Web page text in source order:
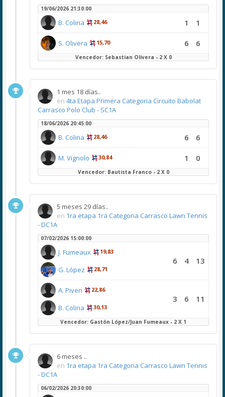
19/06/2026 21:30:00
B. Colina 28,46 1 1
S. Olivera 15,70 6 6
Vencedor: Sebastian Olivera - 2 X 0
1 mes 18 días..
en 4ta Etapa Primera Categoria Circuito Babolat
Carrasco Polo Club - SC1A
18/06/2026 20:45:00
B. Colina 28,46 6 6
M. Vignolo 30,84 1 0
Vencedor: Bautista Franco - 2 X 0
5 meses 29 días..
en 1ra etapa 1ra Categoria Carrasco Lawn Tennis
- DC1A
07/02/2026 15:00:00
J. Fumeaux 19,83
G. López 28,71
6 4 13
A. Piven 22,86
B. Colina 30,13
3 6 11
Vencedor: Gastón López/Juan Fumeaux - 2 X 1
6 meses ..
en 1ra etapa 1ra Categoria Carrasco Lawn Tennis
- DC1A
06/02/2026 20:30:00